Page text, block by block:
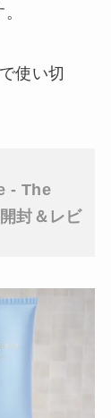
使い切
- The
封＆レビ